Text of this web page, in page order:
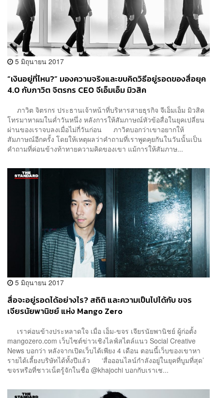
5 มิถุนายน 2017
“เงินอยู่ที่ไหน?” มองความจริงและขบคิดวิธีอยู่รอดของสื่อยุค
4.0 กับภาวิต จิตรกร CEO จีเอ็มเอ็ม มิวสิค
ภาวิต จิตรกร ประธานเจ้าหน้าที่บริหารสายธุรกิจ จีเอ็มเอ็ม มิวสิค
โทรมาหาผมในค่ำวันหนึ่ง หลังการให้สัมภาษณ์หัวข้อสื่อในยุคเปลี่ยน
ผ่านของเราจบลงเมื่อไม่กี่วันก่อน ภาวิตบอกว่าเขาอยากให้
สัมภาษณ์อีกครั้ง โดยให้เหตุผลว่าคำถามที่เราพูดคุยกันในวันนั้นเป็น
คำถามที่ค่อนข้างท้าทายความคิดของเขา แม้การให้สัมภาษ...
5 มิถุนายน 2017
สื่อจะอยู่รอดได้อย่างไร? สถิติ และความเป็นไปได้กับ ขจร
เจียรนัยพานิชย์ แห่ง Mango Zero
เราค่อนข้างประหลาดใจ เมื่อ เอ็ม-ขจร เจียรนัยพานิชย์ ผู้ก่อตั้ง
mangozero.com เว็บไซต์ข่าวเชิงไลฟ์สไตล์แนว Social Creative
News บอกว่า หลังจากเปิดเว็บได้เพียง 4 เดือน ตอนนี้เว็บของเขาหา
รายได้เลี้ยงบริษัทได้ทั้งปีแล้ว ‘สื่อออนไลน์กำลังอยู่ในยุคที่บูมที่สุด’
ขจรหรือที่ชาวเน็ตรู้จักในชื่อ @khajochi บอกกับเราเช...